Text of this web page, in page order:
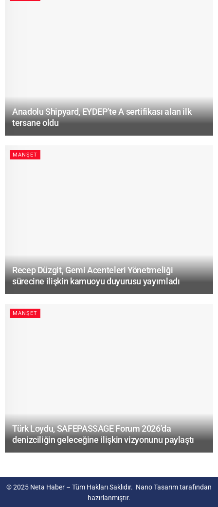
Anadolu Shipyard, EYDEP’te A sertifikası alan ilk
tersane oldu
MANŞET
Recep Düzgit, Gemi Acenteleri Yönetmeliği
sürecine ilişkin kamuoyu duyurusu yayımladı
MANŞET
Türk Loydu, SAFEPASSAGE Forum 2026’da
denizciliğin geleceğine ilişkin vizyonunu paylaştı
© 2025 Neta Haber – Tüm Hakları Saklıdır. Nano Tasarımtarafından
hazırlanmıştır.